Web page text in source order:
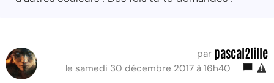
par pascal2lille
le samedi 30 décembre 2017 à 16h40